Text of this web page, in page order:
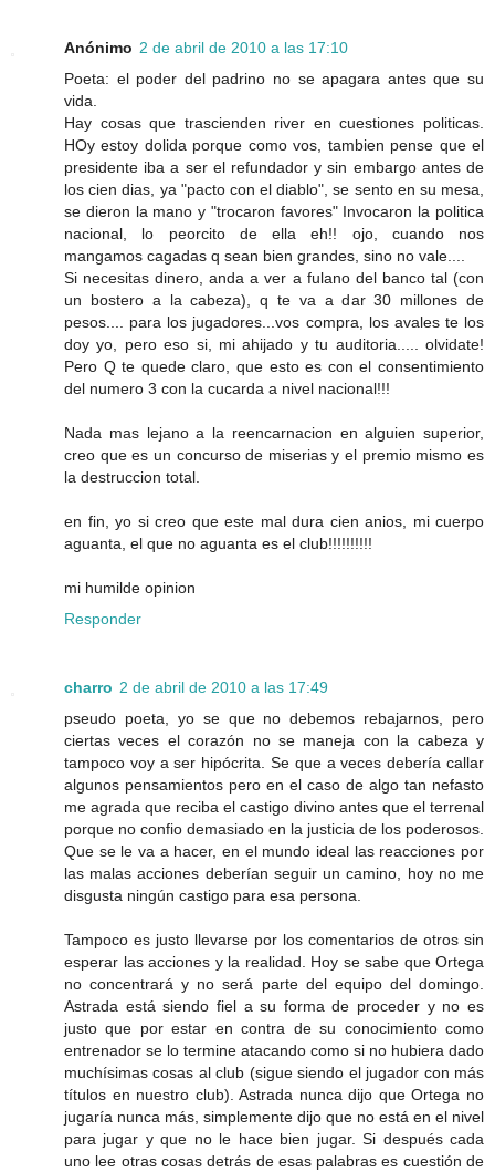
Anónimo 2 de abril de 2010 a las 17:10
Poeta: el poder del padrino no se apagara antes que su
vida.
Hay cosas que trascienden river en cuestiones politicas.
HOy estoy dolida porque como vos, tambien pense que el
presidente iba a ser el refundador y sin embargo antes de
los cien dias, ya "pacto con el diablo", se sento en su mesa,
se dieron la mano y "trocaron favores" Invocaron la politica
nacional, lo peorcito de ella eh!! ojo, cuando nos
mangamos cagadas q sean bien grandes, sino no vale....
Si necesitas dinero, anda a ver a fulano del banco tal (con
un bostero a la cabeza), q te va a dar 30 millones de
pesos.... para los jugadores...vos compra, los avales te los
doy yo, pero eso si, mi ahijado y tu auditoria..... olvidate!
Pero Q te quede claro, que esto es con el consentimiento
del numero 3 con la cucarda a nivel nacional!!!
Nada mas lejano a la reencarnacion en alguien superior,
creo que es un concurso de miserias y el premio mismo es
la destruccion total.
en fin, yo si creo que este mal dura cien anios, mi cuerpo
aguanta, el que no aguanta es el club!!!!!!!!!!
mi humilde opinion
Responder
charro 2 de abril de 2010 a las 17:49
pseudo poeta, yo se que no debemos rebajarnos, pero
ciertas veces el corazón no se maneja con la cabeza y
tampoco voy a ser hipócrita. Se que a veces debería callar
algunos pensamientos pero en el caso de algo tan nefasto
me agrada que reciba el castigo divino antes que el terrenal
porque no confio demasiado en la justicia de los poderosos.
Que se le va a hacer, en el mundo ideal las reacciones por
las malas acciones deberían seguir un camino, hoy no me
disgusta ningún castigo para esa persona.
Tampoco es justo llevarse por los comentarios de otros sin
esperar las acciones y la realidad. Hoy se sabe que Ortega
no concentrará y no será parte del equipo del domingo.
Astrada está siendo fiel a su forma de proceder y no es
justo que por estar en contra de su conocimiento como
entrenador se lo termine atacando como si no hubiera dado
muchísimas cosas al club (sigue siendo el jugador con más
títulos en nuestro club). Astrada nunca dijo que Ortega no
jugaría nunca más, simplemente dijo que no está en el nivel
para jugar y que no le hace bien jugar. Si después cada
uno lee otras cosas detrás de esas palabras es cuestión de